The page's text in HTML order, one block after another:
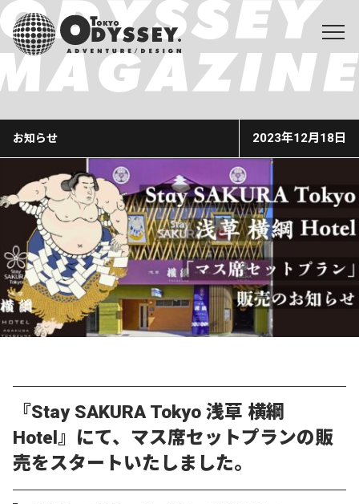
お知らせ 2023年12月18日
『Stay SAKURA Tokyo 浅草 横綱
Hotel』にて、マス席セットプランの販
売をスタートいたしました。